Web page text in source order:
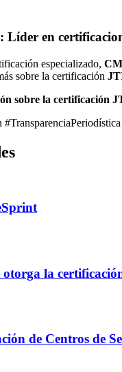
en
especializado,
sobre la certificación
sobre la certificación
la
de Centros de